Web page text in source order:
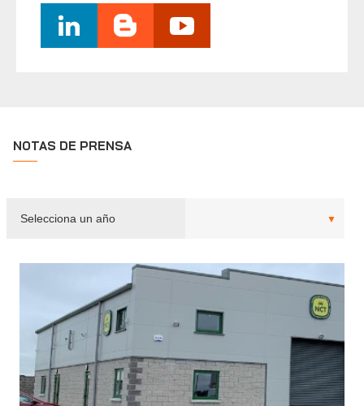
NOTAS DE PRENSA